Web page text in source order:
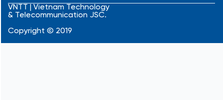
b
o
o
k
u
b
e
e
d
i
n
VNTT | Vietnam Technology
& Telecommunication JSC.
Copyright © 2019